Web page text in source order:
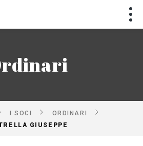
I SOCI
ORDINARI
GIUSEPPE